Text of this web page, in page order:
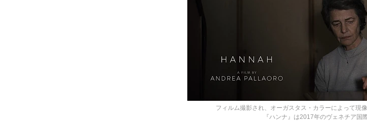
フィルム撮影され、オーガスタス・カラーによって現
『ハンナ』は2017年のヴェネチア国